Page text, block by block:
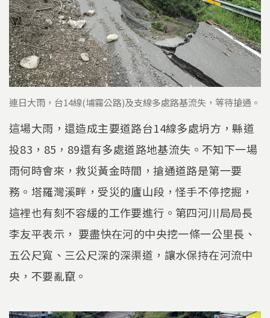
連日大雨，台14線(埔霧公路)及支線多處路基流失，等待搶通。
這場大雨，還造成主要道路台14線多處坍方，縣道
投83，85，89還有多處道路地基流失。不知下一場
雨何時會來，救災黃金時間，搶通道路是第一要
務。塔羅灣溪畔，受災的廬山段，怪手不停挖掘，
這裡也有刻不容緩的工作要進行。第四河川局局長
李友平表示， 要盡快在河的中央挖一條一公里長、
五公尺寬、三公尺深的深渠道，讓水保持在河流中
央，不要亂竄。